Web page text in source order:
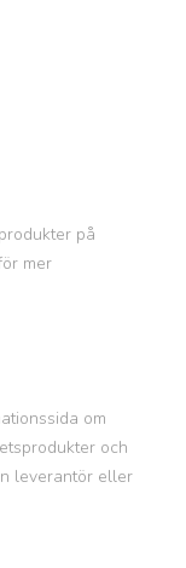
på
mer
om
och
leverantör eller